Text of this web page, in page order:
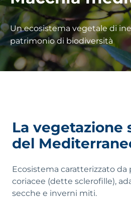
Un ecosistema vegetale di
patrimonio di biodiversità
La vegetazione
del
Ecosistema caratterizzato da
coriacee (dette sclerofille),
secche e inverni miti.